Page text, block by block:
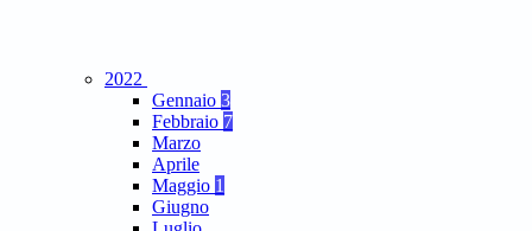
2022
Gennaio 3
Febbraio 7
Marzo
Aprile
Maggio 1
Giugno